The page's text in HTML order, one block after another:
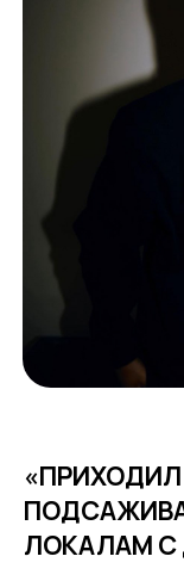
«ПРИХОДИЛ В
ЛОКАЛАМ С
Александр
крупнейших
спецпроекты на
России. В том же
собственное
брендами.
«После начала
пришлось